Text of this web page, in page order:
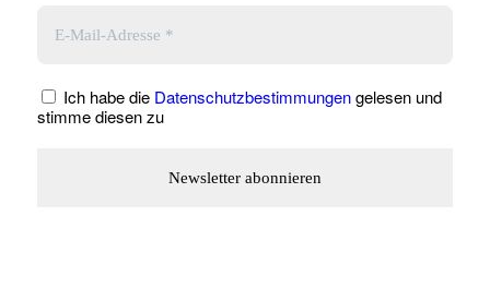
Ich habe die Datenschutzbestimmungengelesen und
stimme diesen zu